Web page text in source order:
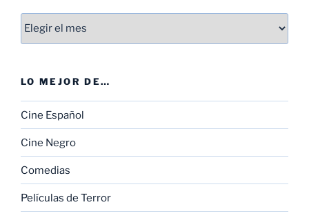
Entradas
LO MEJOR DE…
Cine Español
Cine Negro
Comedias
Películas de Terror